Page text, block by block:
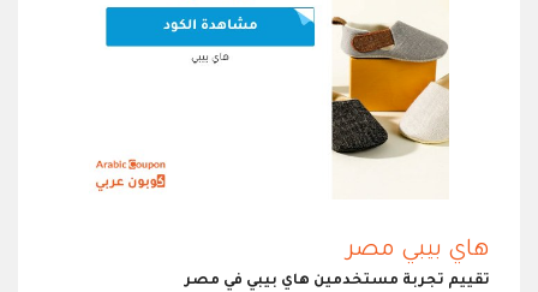
هاي بيبي مصر
تقييم تجربة مستخدمين هاي بيبي في مصر